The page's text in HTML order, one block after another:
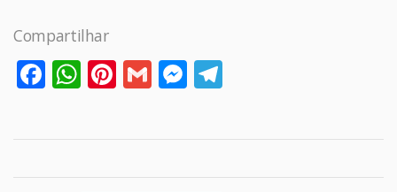
Compartilhar
Facebook
WhatsApp
Pinterest
GmailMessenger